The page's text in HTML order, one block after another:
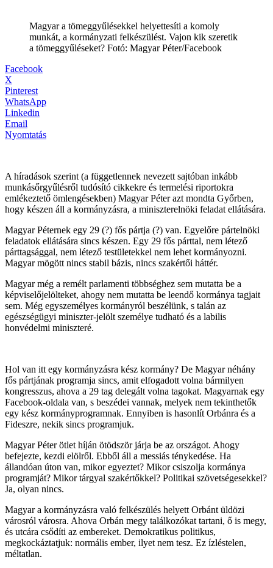
Magyar a tömeggyűlésekkel helyettesíti a komoly
munkát, a kormányzati felkészülést. Vajon kik szeretik
a tömeggyűléseket? Fotó: Magyar Péter/Facebook
Facebook
X
Pinterest
WhatsApp
Linkedin
Email
Nyomtatás
A híradások szerint (a függetlennek nevezett sajtóban inkább
munkásőrgyűlésről tudósító cikkekre és termelési riportokra
emlékeztető ömlengésekben) Magyar Péter azt mondta Győrben,
hogy készen áll a kormányzásra, a miniszterelnöki feladat ellátására.
Magyar Péternek egy 29 (?) fős pártja (?) van. Egyelőre pártelnöki
feladatok ellátására sincs készen. Egy 29 fős párttal, nem létező
párttagsággal, nem létező testületekkel nem lehet kormányozni.
Magyar mögött nincs stabil bázis, nincs szakértői háttér.
Magyar még a remélt parlamenti többséghez sem mutatta be a
képviselőjelölteket, ahogy nem mutatta be leendő kormánya tagjait
sem. Még egyszemélyes kormányról beszélünk, s talán az
egészségügyi miniszter-jelölt személye tudható és a labilis
honvédelmi miniszteré.
Hol van itt egy kormányzásra kész kormány? De Magyar néhány
fős pártjának programja sincs, amit elfogadott volna bármilyen
kongresszus, ahova a 29 tag delegált volna tagokat. Magyarnak egy
Facebook-oldala van, s beszédei vannak, melyek nem tekinthetők
egy kész kormányprogramnak. Ennyiben is hasonlít Orbánra és a
Fideszre, nekik sincs programjuk.
Magyar Péter ötlet híján ötödször járja be az országot. Ahogy
befejezte, kezdi elölről. Ebből áll a messiás ténykedése. Ha
állandóan úton van, mikor egyeztet? Mikor csiszolja kormánya
programját? Mikor tárgyal szakértőkkel? Politikai szövetségesekkel?
Ja, olyan nincs.
Magyar a kormányzásra való felkészülés helyett Orbánt üldözi
városról városra. Ahova Orbán megy találkozókat tartani, ő is megy,
és utcára csődíti az embereket. Demokratikus politikus,
megkockáztatjuk: normális ember, ilyet nem tesz. Ez ízléstelen,
méltatlan.